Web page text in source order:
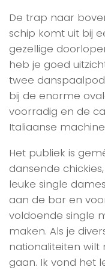
De trap naar
schip komt uit bij
gezellige
heb je goed
twee
bij de enorme
voorradig en de
Italiaanse
Het publiek is
dansende
leuke single
aan de bar en
voldoende single
maken. Als je
nationaliteiten
gaan. Ik vond het